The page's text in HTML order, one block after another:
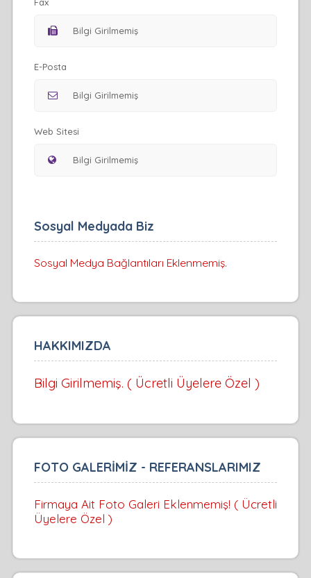
Fax
E-Posta
Web Sitesi
Sosyal Medyada Biz
Sosyal Medya Bağlantıları Eklenmemiş.
HAKKIMIZDA
Bilgi Girilmemiş. ( Ücretli Üyelere Özel )
FOTO GALERİMİZ - REFERANSLARIMIZ
Firmaya Ait Foto Galeri Eklenmemiş! ( Ücretli
Üyelere Özel )